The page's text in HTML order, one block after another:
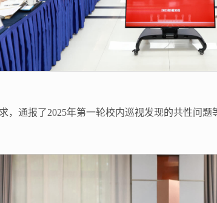
通报了2025年第一轮校内巡视发现的共性问题